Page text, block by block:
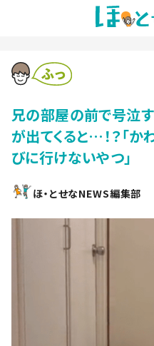
兄の部屋の前で号泣
が出てくると…！？「か
びに行けないやつ」
ほ・とせなNEWS編集部